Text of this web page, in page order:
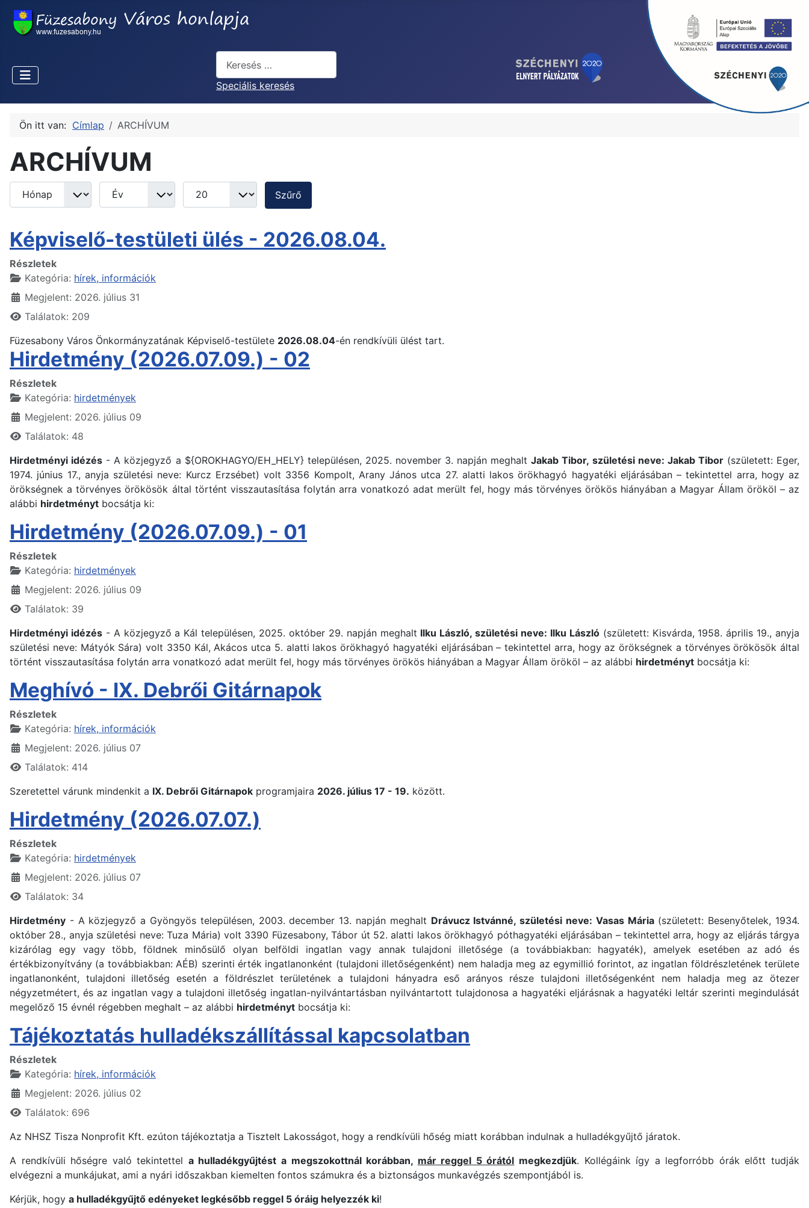
Keresés...
Speciális keresés
Ön itt van: Címlap ARCHÍVUM
ARCHÍVUM
Szűrők
Hónap Tételek #
Szűrő
Képviselő-testületi ülés - 2026.08.04.
Részletek
Kategória: hírek, információk
Megjelent: 2026. július 31
Találatok: 209
Füzesabony Város Önkormányzatának Képviselő-testülete 2026.08.04-én rendkívüli ülést tart.
Hirdetmény (2026.07.09.) - 02
Részletek
Kategória: hirdetmények
Megjelent: 2026. július 09
Találatok: 48
Hirdetményi idézés - A közjegyző a ${OROKHAGYO/EH_HELY} településen, 2025. november 3. napján meghaltJakab Tibor, születési neve: Jakab Tibor(született: Eger,
1974. június 17., anyja születési neve: Kurcz Erzsébet) volt 3356 Kompolt, Arany János utca 27. alatti lakos örökhagyó hagyatéki eljárásában – tekintettel arra, hogy az
örökségnek a törvényes örökösök által történt visszautasítása folytán arra vonatkozó adat merült fel, hogy más törvényes örökös hiányában a Magyar Állam örököl – az
alábbi hirdetményt bocsátja ki:
Hirdetmény (2026.07.09.) - 01
Részletek
Kategória: hirdetmények
Megjelent: 2026. július 09
Találatok: 39
Hirdetményi idézés- A közjegyző a Kál településen, 2025. október 29. napján meghalt Ilku László, születési neve: Ilku László(született: Kisvárda, 1958. április 19., anyja
születési neve: Mátyók Sára) volt 3350 Kál, Akácos utca 5. alatti lakos örökhagyó hagyatéki eljárásában – tekintettel arra, hogy az örökségnek a törvényes örökösök által
történt visszautasítása folytán arra vonatkozó adat merült fel, hogy más törvényes örökös hiányában a Magyar Állam örököl – az alábbi hirdetményt bocsátja ki:
Meghívó - IX. Debrői Gitárnapok
Részletek
Kategória: hírek, információk
Megjelent: 2026. július 07
Találatok: 414
Szeretettel várunk mindenkit a IX. Debrői Gitárnapok programjaira 2026. július 17 - 19. között.
Hirdetmény (2026.07.07.)
Részletek
Kategória: hirdetmények
Megjelent: 2026. július 07
Találatok: 34
Hirdetmény - A közjegyző a Gyöngyös településen, 2003. december 13. napján meghalt Drávucz Istvánné, születési neve: Vasas Mária(született: Besenyőtelek, 1934.
október 28., anyja születési neve: Tuza Mária) volt 3390 Füzesabony, Tábor út 52. alatti lakos örökhagyó póthagyatéki eljárásában – tekintettel arra, hogy az eljárás tárgya
kizárólag egy vagy több, földnek minősülő olyan belföldi ingatlan vagy annak tulajdoni illetősége (a továbbiakban: hagyaték), amelyek esetében az adó és
értékbizonyítvány (a továbbiakban: AÉB) szerinti érték ingatlanonként (tulajdoni illetőségenként) nem haladja meg az egymillió forintot, az ingatlan földrészletének területe
ingatlanonként, tulajdoni illetőség esetén a földrészlet területének a tulajdoni hányadra eső arányos része tulajdoni illetőségenként nem haladja meg az ötezer
négyzetmétert, és az ingatlan vagy a tulajdoni illetőség ingatlan-nyilvántartásban nyilvántartott tulajdonosa a hagyatéki eljárásnak a hagyatéki leltár szerinti megindulását
megelőző 15 évnél régebben meghalt – az alábbi hirdetményt bocsátja ki:
Tájékoztatás hulladékszállítással kapcsolatban
Részletek
Kategória: hírek, információk
Megjelent: 2026. július 02
Találatok: 696
Az NHSZ Tisza Nonprofit Kft. ezúton tájékoztatja a Tisztelt Lakosságot, hogy a rendkívüli hőség miatt korábban indulnak a hulladékgyűjtő járatok.
A rendkívüli hőségre való tekintettel a hulladékgyűjtést a megszokottnál korábban, már reggel 5 órától megkezdjük. Kollégáink így a legforróbb órák előtt tudják
elvégezni a munkájukat, ami a nyári időszakban kiemelten fontos számukra és a biztonságos munkavégzés szempontjából is.
Kérjük, hogy a hulladékgyűjtő edényeket legkésőbb reggel 5 óráig helyezzék ki!